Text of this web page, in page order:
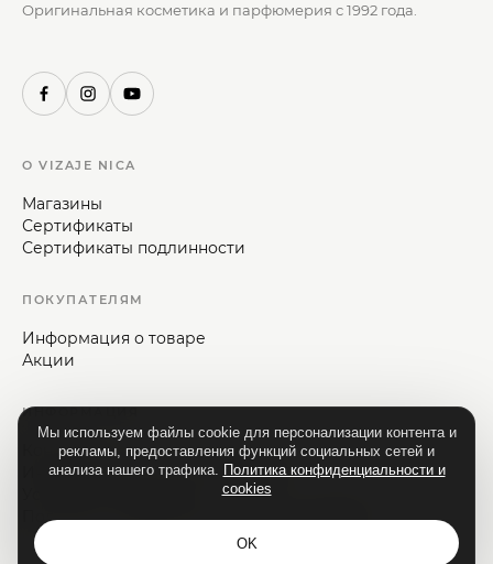
Оригинальная косметика и парфюмерия с 1992 года.
О VIZAJE NICA
Магазины
Сертификаты
Сертификаты подлинности
ПОКУПАТЕЛЯМ
Информация о товаре
Акции
ИНФОРМАЦИЯ
Контакты
Информация для потребителей
Политика конфиденциальности и cookies
Мы используем файлы cookie для персонализации контента и
рекламы, предоставления функций социальных сетей и
анализа нашего трафика. Политика конфиденциальности и
cookies
OK